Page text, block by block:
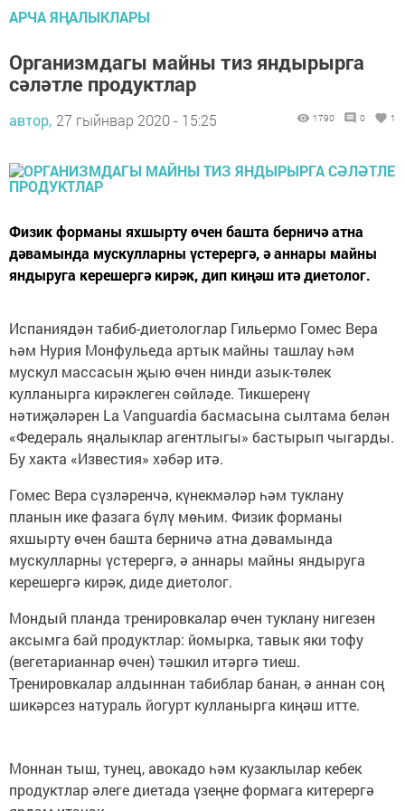
АРЧА ЯҢАЛЫКЛАРЫ
Организмдагы майны тиз яндырырга
сәләтле продуктлар
автор, 27 гыйнвар 2020 - 15:25 1790 0 1
Физик форманы яхшырту өчен башта берничә атна
дәвамында мускулларны үстерергә, ә аннары майны
яндыруга керешергә кирәк, дип киңәш итә диетолог.
Испаниядән табиб-диетологлар Гильермо Гомес Вера
һәм Нурия Монфульеда артык майны ташлау һәм
мускул массасын җыю өчен нинди азык-төлек
кулланырга кирәклеген сөйләде. Тикшеренү
нәтиҗәләрен La Vanguardia басмасына сылтама белән
«Федераль яңалыклар агентлыгы» бастырып чыгарды.
Бу хакта «Известия» хәбәр итә.
Гомес Вера сүзләренчә, күнекмәләр һәм туклану
планын ике фазага бүлү мөһим. Физик форманы
яхшырту өчен башта берничә атна дәвамында
мускулларны үстерергә, ә аннары майны яндыруга
керешергә кирәк, диде диетолог.
Мондый планда тренировкалар өчен туклану нигезен
аксымга бай продуктлар: йомырка, тавык яки тофу
(вегетарианнар өчен) тәшкил итәргә тиеш.
Тренировкалар алдыннан табиблар банан, ә аннан соң
шикәрсез натураль йогурт кулланырга киңәш итте.
Моннан тыш, тунец, авокадо һәм кузаклылар кебек
продуктлар әлеге диетада үзеңне формага китерергә